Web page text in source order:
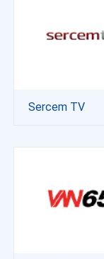
Sercem TV